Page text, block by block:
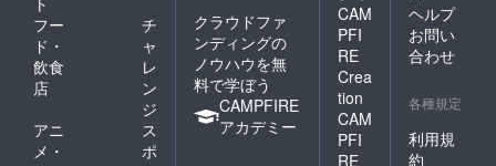
フー
ド・
飲食
店
チ
ャ
レ
ン
ジ
アニ
メ・
ス
ポ
クラウドファ
ンディングの
ノウハウを無
料で学ぼう
CAMPFIRE
アカデミー
CAM
PFI
RE
Crea
tion
CAM
PFI
RE
ヘルプ
お問い
合わせ
各種規定
利用規
約